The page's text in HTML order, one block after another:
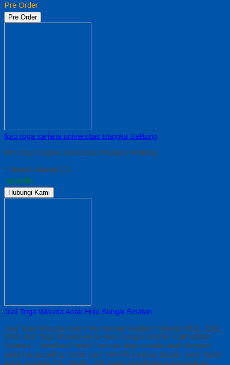
Pre Order
Pre Order
foto toga sarjana universitas Bangka Belitung
foto toga sarjana universitas Bangka Belitung
*Harga Hubungi CS
Tersedia
Hubungi Kami
Jual Toga Wisuda Anak Hulu Sungai Selatan
Jual Toga Wisuda Anak Hulu Sungai Selatan Hubungi 0812-2282-
1060 Jual Toga Wisuda Anak Hulu Sungai Selatan Kalimantan
Selatan – Temukan Paket Promosi toga wisuda anak komplet
pada harga paling murah dan memiliki kualitas terbaik, kami kasih
untuk sekolah TK, PAUD , SD Kami memberinya penawaran